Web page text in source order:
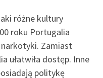
różne kultury
roku Portugalia
Zamiast
ułatwiła dostęp. Inne
politykę